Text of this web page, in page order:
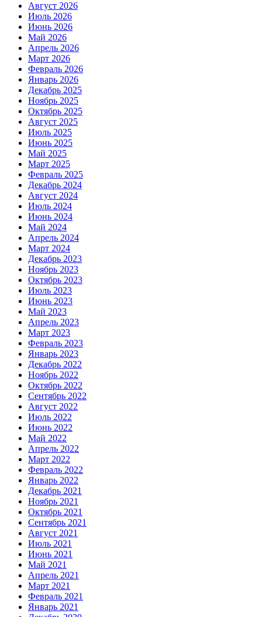
Август 2026
Июль 2026
Июнь 2026
Май 2026
Апрель 2026
Март 2026
Февраль 2026
Январь 2026
Декабрь 2025
Ноябрь 2025
Октябрь 2025
Август 2025
Июль 2025
Июнь 2025
Май 2025
Март 2025
Февраль 2025
Декабрь 2024
Август 2024
Июль 2024
Июнь 2024
Май 2024
Апрель 2024
Март 2024
Декабрь 2023
Ноябрь 2023
Октябрь 2023
Июль 2023
Июнь 2023
Май 2023
Апрель 2023
Март 2023
Февраль 2023
Январь 2023
Декабрь 2022
Ноябрь 2022
Октябрь 2022
Сентябрь 2022
Август 2022
Июль 2022
Июнь 2022
Май 2022
Апрель 2022
Март 2022
Февраль 2022
Январь 2022
Декабрь 2021
Ноябрь 2021
Октябрь 2021
Сентябрь 2021
Август 2021
Июль 2021
Июнь 2021
Май 2021
Апрель 2021
Март 2021
Февраль 2021
Январь 2021